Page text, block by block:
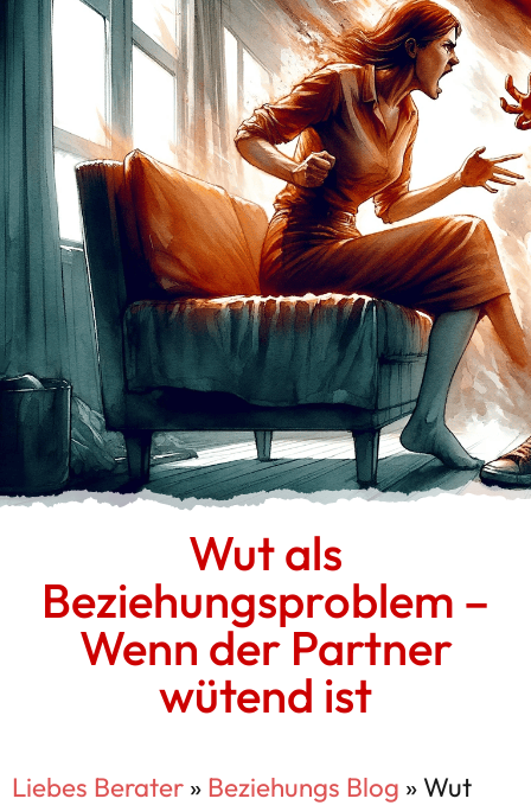
Wut als
Beziehungsproblem –
Wenn der Partner
wütend ist
Liebes Berater » Beziehungs Blog »Wut